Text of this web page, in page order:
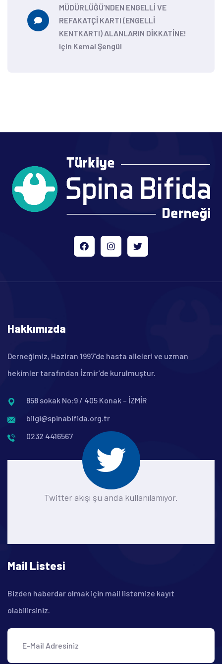
MÜDÜRLÜĞÜ’NDEN ENGELLİ VE
REFAKATÇİ KARTI (ENGELLİ
KENTKARTI) ALANLARIN DİKKATİNE!
için Kemal Şengül
Hakkımızda
Derneğimiz, Haziran 1997’de hasta aileleri ve uzman
hekimler tarafından İzmir’de kurulmuştur.
858 sokak No:9 / 405 Konak – İZMİR
bilgi@spinabifida.org.tr
0232 4416567
Twitter akışı şu anda kullanılamıyor.
Mail Listesi
Bizden haberdar olmak için mail listemize kayıt
olabilirsiniz.